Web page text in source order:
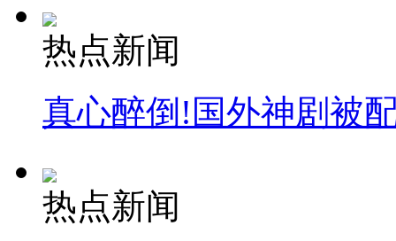
热点新闻
真心醉倒!国外神剧被
热点新闻